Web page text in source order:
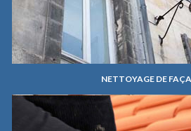
NETTOYAGE DE